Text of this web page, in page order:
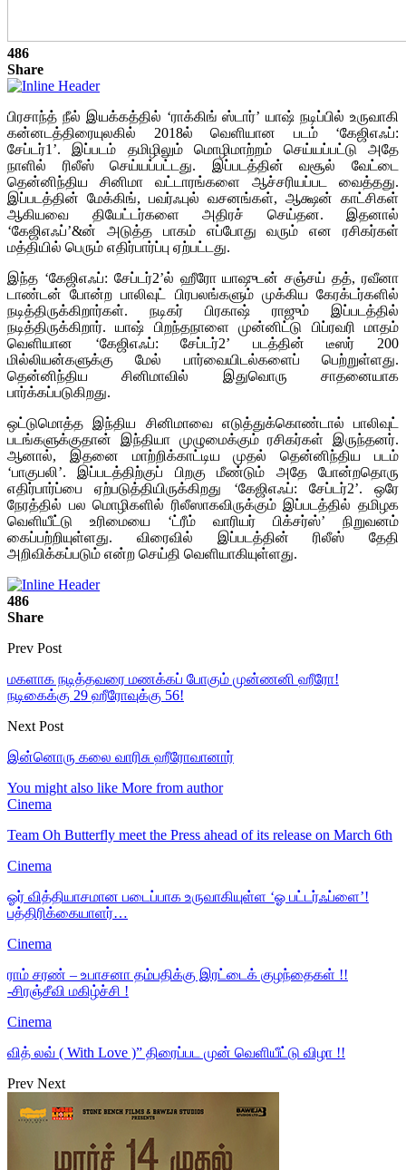
486
Share
பிரசாந்த் நீல் இயக்கத்தில் ‘ராக்கிங் ஸ்டார்’ யாஷ் நடிப்பில் உருவாகி
கன்னடத்திரையுலகில் 2018ல் வெளியான படம் ‘கேஜிஎஃப்:
சேப்டர்1’. இப்படம் தமிழிலும் மொழிமாற்றம் செய்யப்பட்டு அதே
நாளில் ரிலீஸ் செய்யப்பட்டது. இப்படத்தின் வசூல் வேட்டை
தென்னிந்திய சினிமா வட்டாரங்களை ஆச்சரியப்பட வைத்தது.
இப்படத்தின் மேக்கிங், பவர்ஃபுல் வசனங்கள், ஆக்ஷன் காட்சிகள்
ஆகியவை தியேட்டர்களை அதிரச் செய்தன. இதனால்
‘கேஜிஎஃப்’&ன் அடுத்த பாகம் எப்போது வரும் என ரசிகர்கள்
மத்தியில் பெரும் எதிர்பார்ப்பு ஏற்பட்டது.
இந்த ‘கேஜிஎஃப்: சேப்டர்2’ல் ஹீரோ யாஷுடன் சஞ்சய் தத், ரவீனா
டாண்டன் போன்ற பாலிவுட் பிரபலங்களும் முக்கிய கேரக்டர்களில்
நடித்திருக்கிறார்கள். நடிகர் பிரகாஷ் ராஜும் இப்படத்தில்
நடித்திருக்கிறார். யாஷ் பிறந்தநாளை முன்னிட்டு பிப்ரவரி மாதம்
வெளியான ‘கேஜிஎஃப்: சேப்டர்2’ படத்தின் டீஸர் 200
மில்லியன்களுக்கு மேல் பார்வையிடல்களைப் பெற்றுள்ளது.
தென்னிந்திய சினிமாவில் இதுவொரு சாதனையாக
பார்க்கப்படுகிறது.
ஒட்டுமொத்த இந்திய சினிமாவை எடுத்துக்கொண்டால் பாலிவுட்
படங்களுக்குதான் இந்தியா முழுமைக்கும் ரசிகர்கள் இருந்தனர்.
ஆனால், இதனை மாற்றிக்காட்டிய முதல் தென்னிந்திய படம்
‘பாகுபலி’. இப்படத்திற்குப் பிறகு மீண்டும் அதே போன்றதொரு
எதிர்பார்ப்பை ஏற்படுத்தியிருக்கிறது ‘கேஜிஎஃப்: சேப்டர்2’. ஒரே
நேரத்தில் பல மொழிகளில் ரிலீஸாகவிருக்கும் இப்படத்தில் தமிழக
வெளியீட்டு உரிமையை ‘ட்ரீம் வாரியர் பிக்சர்ஸ்’ நிறுவனம்
கைப்பற்றியுள்ளது. விரைவில் இப்படத்தின் ரிலீஸ் தேதி
அறிவிக்கப்படும் என்ற செய்தி வெளியாகியுள்ளது.
486
Share
Prev Post
மகளாக நடித்தவரை மணக்கப் போகும் முன்ணனி ஹீரோ!
நடிகைக்கு 29 ஹீரோவுக்கு 56!
Next Post
இன்னொரு கலை வாரிசு ஹீரோவானார்
You might also like More from author
Cinema
Team Oh Butterfly meet the Press ahead of its release on March 6th
Cinema
ஓர் வித்தியாசமான படைப்பாக உருவாகியுள்ள ‘ஓ பட்டர்ஃப்ளை’!
பத்திரிக்கையாளர்…
Cinema
ராம் சரண் – உபாசனா தம்பதிக்கு இரட்டைக் குழந்தைகள் !!
-சிரஞ்சீவி மகிழ்ச்சி !
Cinema
வித் லவ் ( With Love )” திரைப்பட முன் வெளியீட்டு விழா !!
Prev Next